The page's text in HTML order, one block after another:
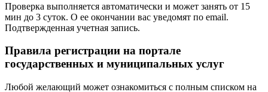
Проверка выполняется автоматически и может занять от 15
мин до 3 суток. О ее окончании вас уведомят по email.
Подтвержденная учетная запись.
Правила регистрации на портале
государственных и муниципальных услуг
Любой желающий может ознакомиться с полным списком на